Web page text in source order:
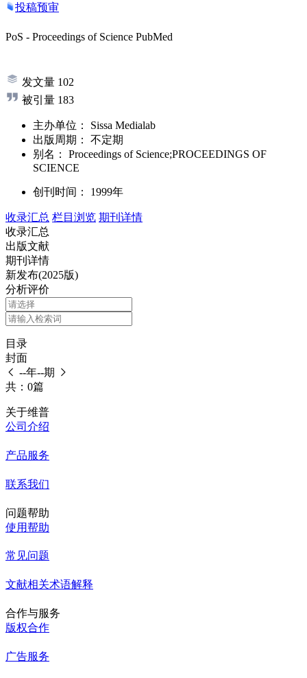
投稿预审
PoS - Proceedings of Science PubMed
发文量 102
被引量 183
主办单位：
Sissa Medialab
出版周期：
不定期
别名：
Proceedings of Science;PROCEEDINGS OF
SCIENCE
创刊时间： 1999年
收录汇总 栏目浏览 期刊详情
收录汇总
出版文献
期刊详情
新发布(2025版)
分析评价
目录
封面
--年--期
共：0篇
关于维普
公司介绍
产品服务
联系我们
问题帮助
使用帮助
常见问题
文献相关术语解释
合作与服务
版权合作
广告服务